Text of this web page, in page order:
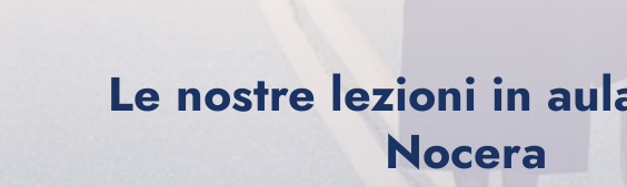
Le nostre lezioni in
Nocera